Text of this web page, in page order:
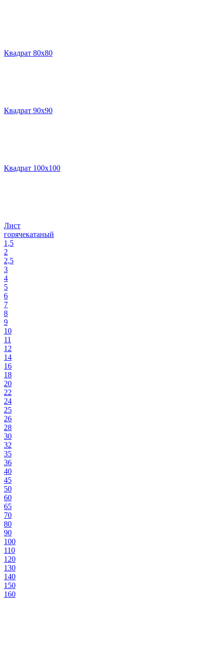
Квадрат 80х80
Квадрат 90х90
Квадрат 100х100
Лист
горячекатаный
1,5
2
2,5
3
4
5
6
7
8
9
10
11
12
14
16
18
20
22
24
25
26
28
30
32
35
36
40
45
50
60
65
70
80
90
100
110
120
130
140
150
160